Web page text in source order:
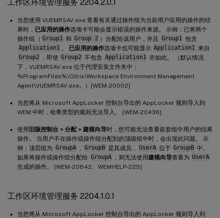
工作区环境管理服务 2204.2.0.1
当您使用 VUEMRSAV.exe 查看有关通过操作组为当前用户应用的操作的结
果时， 已应用的操作选项卡可能会显示错误的操作来源。 示例：已将两个
操作组（ Group1 和 Group 2 ）分配给该用户，并且 Group1 包含
Application1 。 已应用的操作选项卡也可能显示 Application1 来自
Group2 ，即使 Group2 不包含 Application1 亦如此。 （默认情况
下，VUEMRSAV.exe 位于代理安装文件夹中：
%ProgramFiles%\Citrix\Workspace Environment Management
Agent\VUEMRSAV.exe。）[WEM-20002]
当您将从 Microsoft AppLocker 控制台导出的 AppLocker 规则导入到
WEM 中时，哈希类型的规则无法导入。 [WEM-20436]
使用 旧版控制台 > 分配 > 建模向导时，您可能无法查看嵌套组中用户的结果
操作。 当用户不在操作或操作组分配到的顶级组中时，会出现此问题。 示
例：顶层组为 GroupA ， GroupB 是其成员， UserA 位于 GroupB 中。
如果将操作或操作组分配给 GroupA ，则无法使用建模向导查看为 UserA
生成的操作。 [WEM-20842、WEMHELP-225]
工作区环境管理服务 2204.1.0.1
当您将从 Microsoft AppLocker 控制台导出的 AppLocker 规则导入到